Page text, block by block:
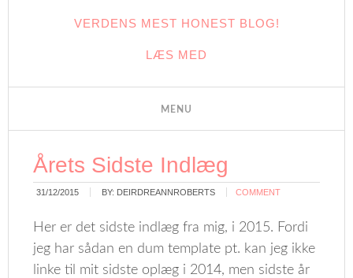
VERDENS MEST HONEST BLOG!
LÆS MED
Årets Sidste Indlæg
31/12/2015 BY: DEIRDREANNROBERTS COMMENT
Her er det sidste indlæg fra mig, i 2015. Fordi
jeg har sådan en dum template pt. kan jeg ikke
linke til mit sidste oplæg i 2014, men sidste år